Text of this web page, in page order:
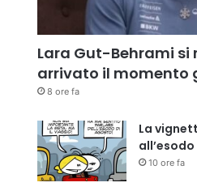
Lara Gut-Behrami si
arrivato il momento
8 ore fa
La
10 ore fa